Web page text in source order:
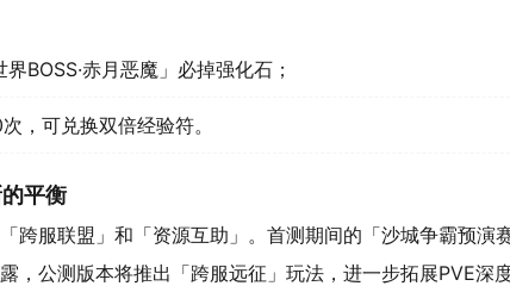
BOSS·赤月恶魔」必掉强化石；
，可兑换双倍经验符。
平衡
跨服联盟」和「资源互助」。首测期间的「沙城争霸预演
，公测版本将推出「跨服远征」玩法，进一步拓展PVE深度